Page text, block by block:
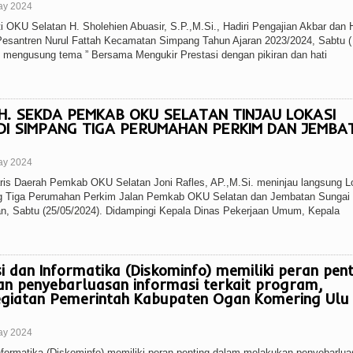
2024
OKU Selatan H. Sholehien Abuasir, S.P.,M.Si., Hadiri Pengajian Akbar dan
Nurul Fattah Kecamatan Simpang Tahun Ajaran 2023/2024, Sabtu (
tema ” Bersama Mengukir Prestasi dengan pikiran dan hati
SEKDA PEMKAB OKU SELATAN TINJAU LOKASI
SIMPANG TIGA PERUMAHAN PERKIM DAN
2024
Daerah Pemkab OKU Selatan Joni Rafles, AP.,M.Si. meninjau langsung
Tiga Perumahan Perkim Jalan Pemkab OKU Selatan dan Jembatan Sungai
Sabtu (25/05/2024). Didampingi Kepala Dinas Pekerjaan Umum, Kepala
dan Informatika (Diskominfo) memiliki peran
penyebarluasan informasi terkait program,
Pemerintah Kabupaten Ogan Komering Ulu
2024